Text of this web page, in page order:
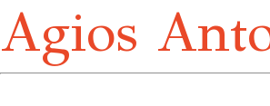
Agios